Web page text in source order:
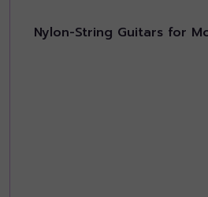
Nylon-String Guitars for